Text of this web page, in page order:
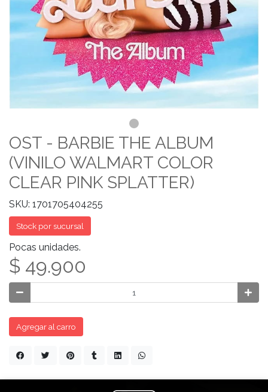
OST - BARBIE THE ALBUM
(VINILO WALMART COLOR
CLEAR PINK SPLATTER)
SKU: 1701705404255
Stock por sucursal
Pocas unidades.
$ 49.900
Agregar al carro